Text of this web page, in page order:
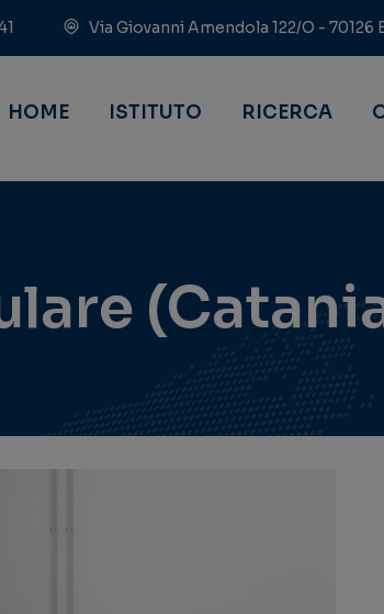
Via Giovanni Amendola 122/O - 70126
HOME ISTITUTO RICERCA